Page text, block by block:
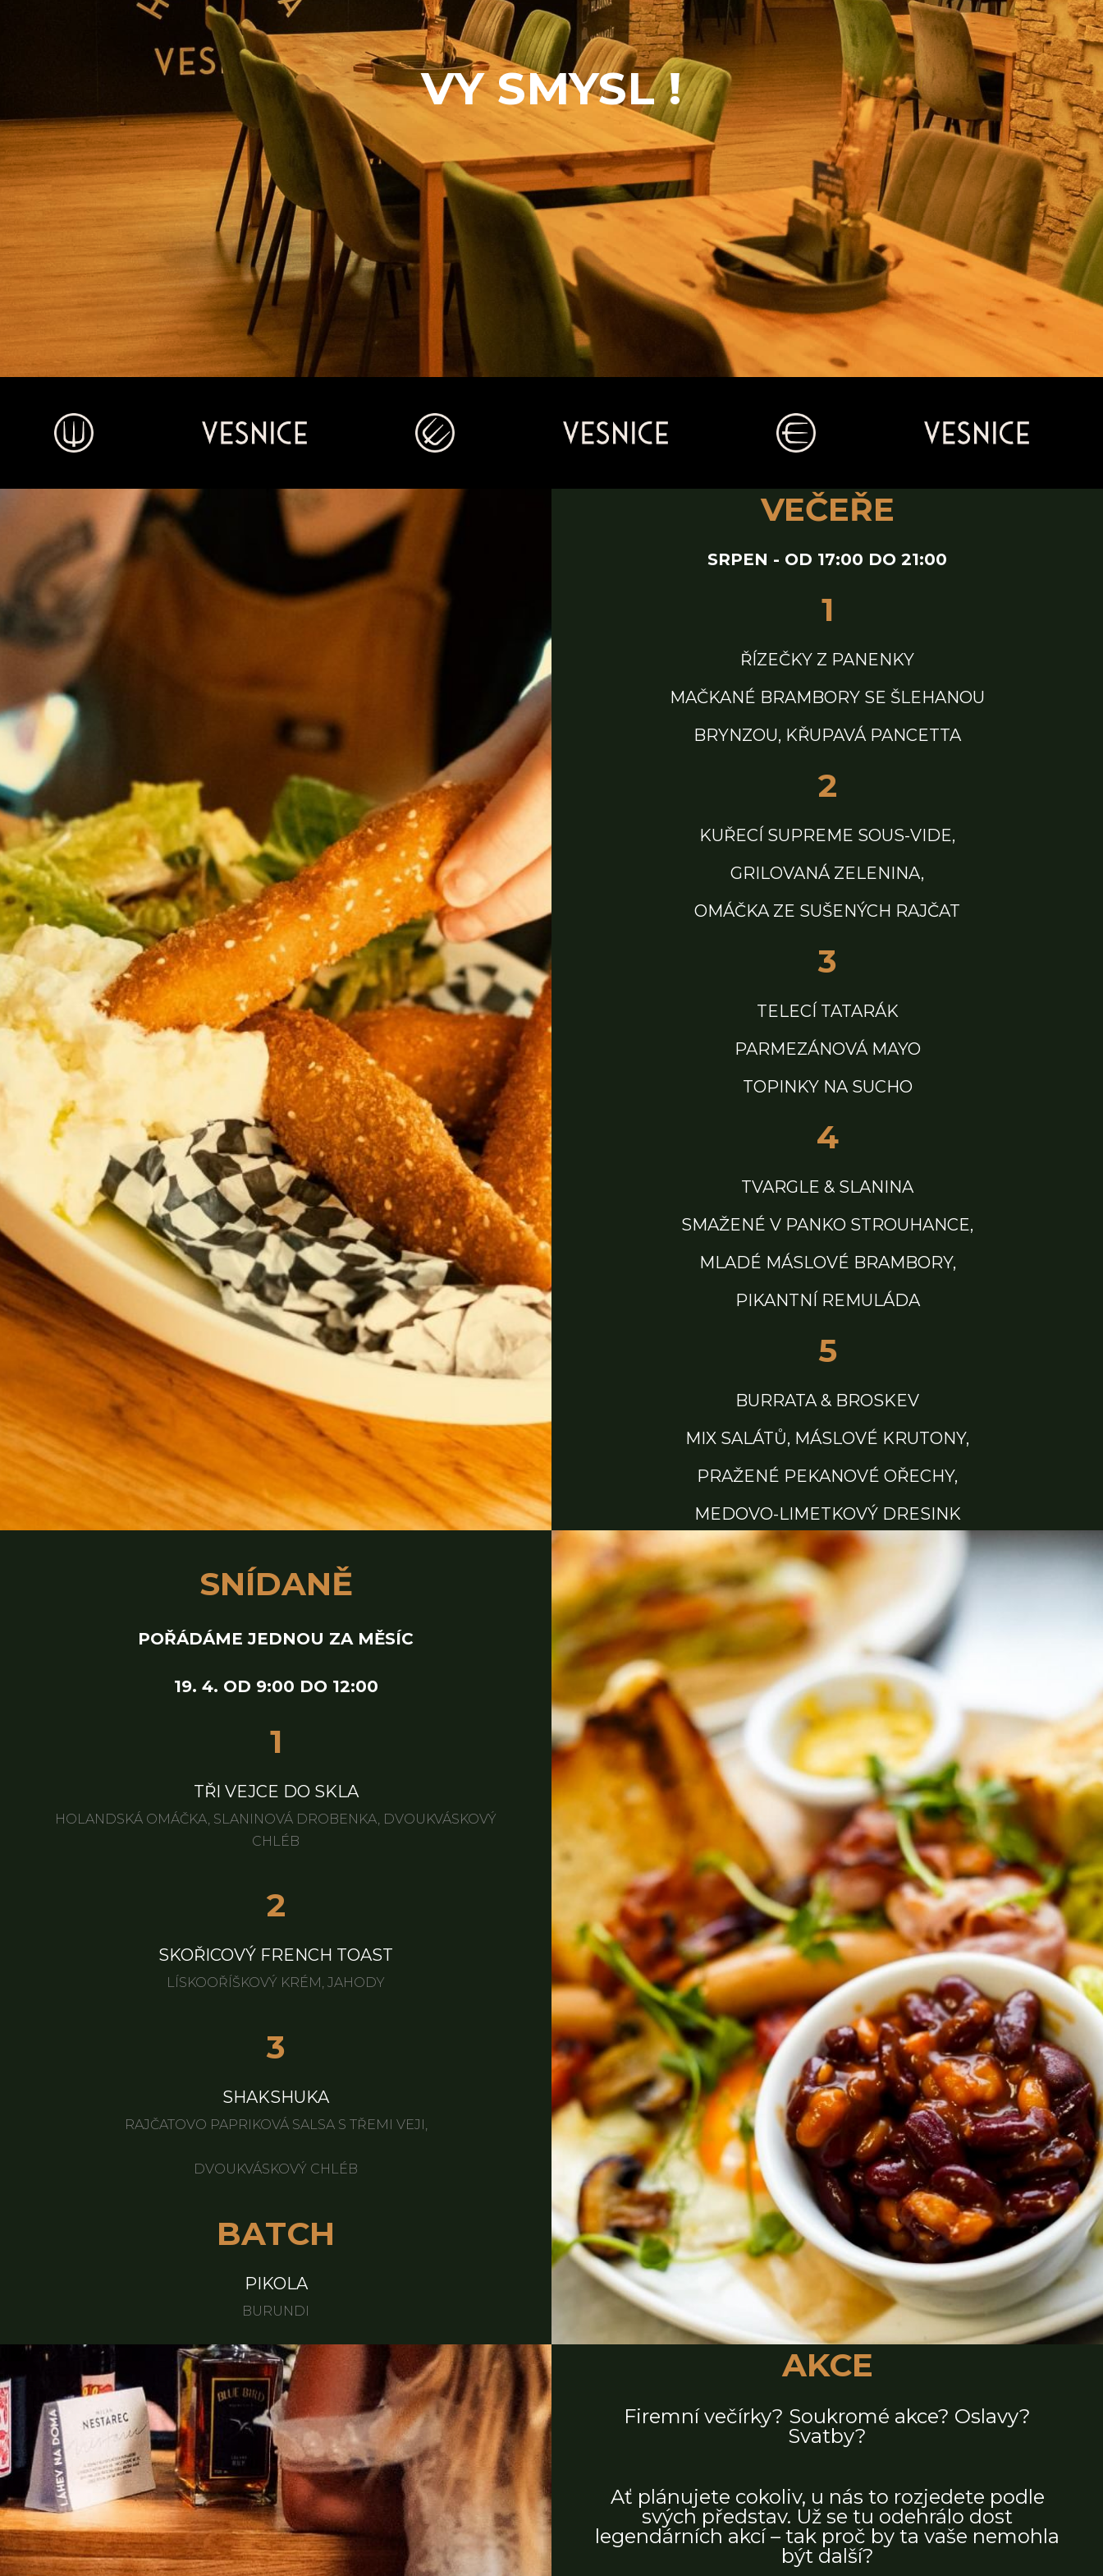
VY SMYSL !
VEČEŘE
SRPEN - OD 17:00 DO 21:00
1
ŘÍZEČKY Z PANENKY
MAČKANÉ BRAMBORY SE ŠLEHANOU
BRYNZOU, KŘUPAVÁ PANCETTA
2
KUŘECÍ SUPREME SOUS-VIDE,
GRILOVANÁ ZELENINA,
OMÁČKA ZE SUŠENÝCH RAJČAT
3
TELECÍ TATARÁK
PARMEZÁNOVÁ MAYO
TOPINKY NA SUCHO
4
TVARGLE & SLANINA
SMAŽENÉ V PANKO STROUHANCE,
MLADÉ MÁSLOVÉ BRAMBORY,
PIKANTNÍ REMULÁDA
5
BURRATA & BROSKEV
MIX SALÁTŮ, MÁSLOVÉ KRUTONY,
PRAŽENÉ PEKANOVÉ OŘECHY,
MEDOVO-LIMETKOVÝ DRESINK
SNÍDANĚ
POŘÁDÁME JEDNOU ZA MĚSÍC
19. 4. OD 9:00 DO 12:00
1
TŘI VEJCE DO SKLA
HOLANDSKÁ OMÁČKA, SLANINOVÁ DROBENKA, DVOUKVÁSKOVÝ
CHLÉB
2
SKOŘICOVÝ FRENCH TOAST
LÍSKOOŘÍŠKOVÝ KRÉM, JAHODY
3
SHAKSHUKA
RAJČATOVO PAPRIKOVÁ SALSA S TŘEMI VEJI,
DVOUKVÁSKOVÝ CHLÉB
BATCH
PIKOLA
BURUNDI
AKCE
Firemní večírky? Soukromé akce? Oslavy?
Svatby?
Ať plánujete cokoliv, u nás to rozjedete podle
svých představ. Už se tu odehrálo dost
legendárních akcí – tak proč by ta vaše nemohla
být další?